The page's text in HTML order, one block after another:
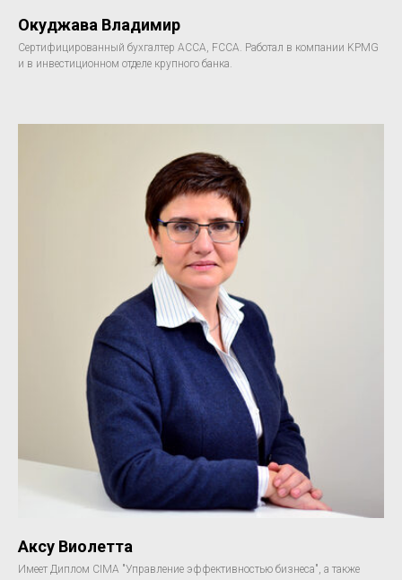
Окуджава Владимир
Сертифицированный бухгалтер АССА, FCCA. Работал в компании KPMG
и в инвестиционном отделе крупного банка.
Аксу Виолетта
Имеет Диплом CIMA "Управление эффективностью бизнеса", а также